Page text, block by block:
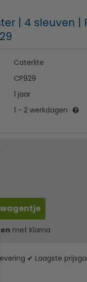
| 4 sleuven |
Caterlite
CP929
1 jaar
1 - 2 werkdagen
met Klarna
✔ Laagste